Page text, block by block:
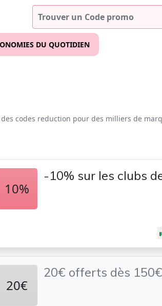
DU QUOTIDIEN
codes reduction pour des milliers de
10%
-10% sur les clubs
20€
20€ offerts dès